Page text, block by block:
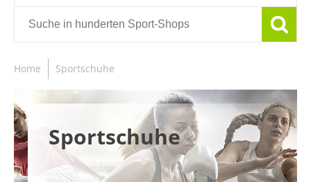
Home Sportschuhe
Sportschuhe